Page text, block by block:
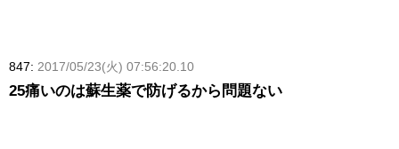
847: 2017/05/23(火) 07:56:20.10
25痛いのは蘇生薬で防げるから問題ない